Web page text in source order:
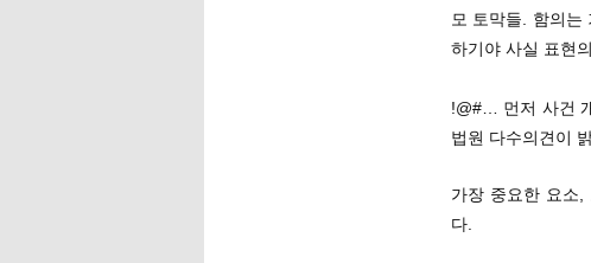
모 토막들. 함의
하기야 사실 표현
!@#… 먼저 사건
법원 다수의견이
가장 중요한 요소,
다.